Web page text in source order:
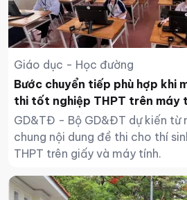
Giáo dục - Học đường
Bước chuyển tiếp phù hợp khi
thi tốt nghiệp THPT trên máy
GD&TĐ - Bộ GD&ĐT dự kiến từ
chung nội dung đề thi cho thí
THPT trên giấy và máy tính.